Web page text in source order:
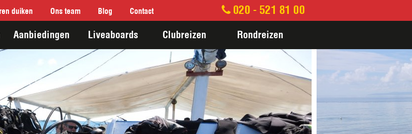
duiken Ons team Blog Contact 020 - 521 81 00
Aanbiedingen Liveaboards Clubreizen Rondreizen